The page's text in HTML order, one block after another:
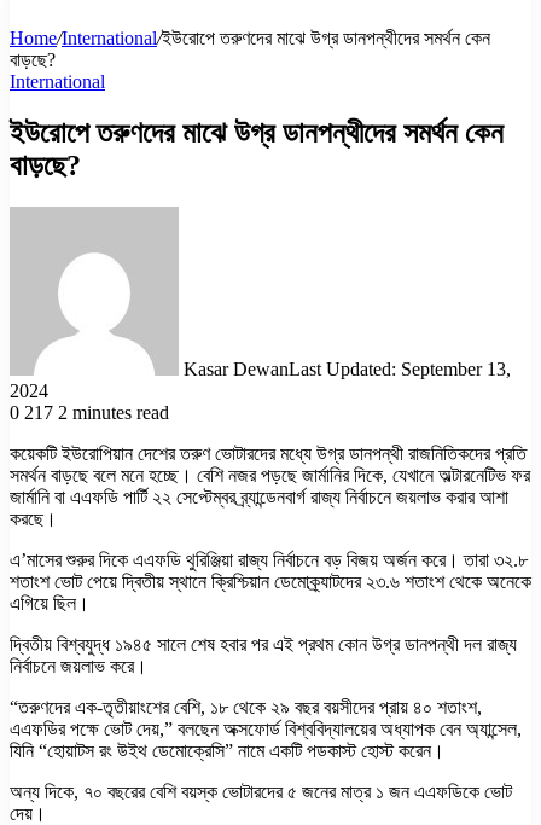
Home/International/ইউরোপে তরুণদের মাঝে উগ্র ডানপন্থীদের সমর্থন কেন
বাড়ছে?
International
ইউরোপে তরুণদের মাঝে উগ্র ডানপন্থীদের সমর্থন কেন
বাড়ছে?
Kasar DewanLast Updated: September 13,
2024
0 217 2 minutes read
কয়েকটি ইউরোপিয়ান দেশের তরুণ ভোটারদের মধ্যে উগ্র ডানপন্থী রাজনিতিকদের প্রতি
সমর্থন বাড়ছে বলে মনে হচ্ছে। বেশি নজর পড়ছে জার্মানির দিকে, যেখানে অল্টারনেটিভ ফর
জার্মানি বা এএফডি পার্টি ২২ সেপ্টেম্বর ব্র্যান্ডেনবার্গ রাজ্য নির্বাচনে জয়লাভ করার আশা
করছে।
এ’মাসের শুরুর দিকে এএফডি থুরিঞ্জিয়া রাজ্য নির্বাচনে বড় বিজয় অর্জন করে। তারা ৩২.৮
শতাংশ ভোট পেয়ে দ্বিতীয় স্থানে ক্রিশ্চিয়ান ডেমোক্র্যাটদের ২৩.৬ শতাংশ থেকে অনেকে
এগিয়ে ছিল।
দ্বিতীয় বিশ্বযুদ্ধ ১৯৪৫ সালে শেষ হবার পর এই প্রথম কোন উগ্র ডানপন্থী দল রাজ্য
নির্বাচনে জয়লাভ করে।
“তরুণদের এক-তৃতীয়াংশের বেশি, ১৮ থেকে ২৯ বছর বয়সীদের প্রায় ৪০ শতাংশ,
এএফডির পক্ষে ভোট দেয়,” বলছেন অক্সফোর্ড বিশ্ববিদ্যালয়ের অধ্যাপক বেন অ্যান্সেল,
যিনি “হোয়াটস রং উইথ ডেমোক্রেসি” নামে একটি পডকাস্ট হোস্ট করেন।
অন্য দিকে, ৭০ বছরের বেশি বয়স্ক ভোটারদের ৫ জনের মাত্র ১ জন এএফডিকে ভোট
দেয়।